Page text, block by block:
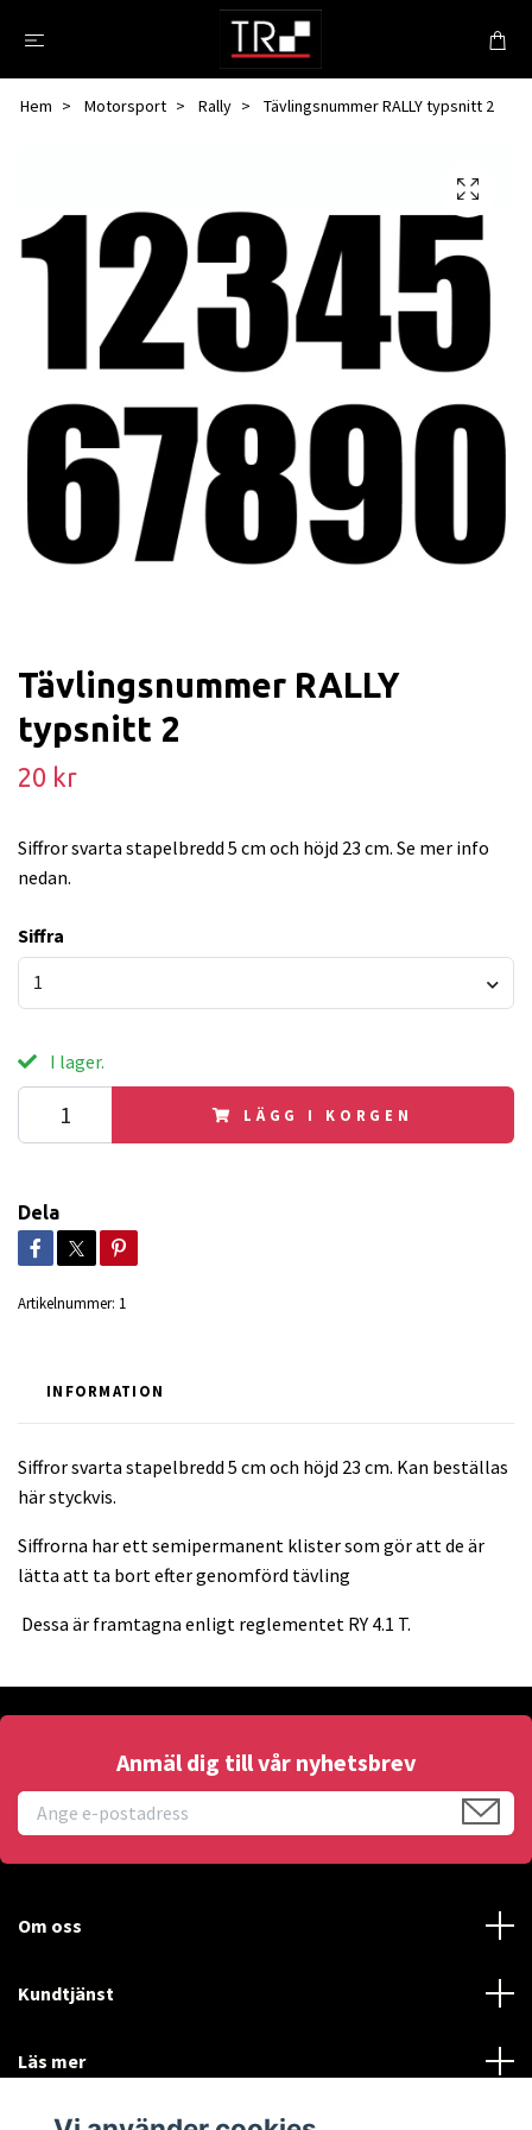
Hem Motorsport Rally Tävlingsnummer RALLY typsnitt 2
Tävlingsnummer RALLY
typsnitt 2
20 kr
Siffror svarta stapelbredd 5 cm och höjd 23 cm. Se mer info
nedan.
Siffra
1
I lager.
LÄGG I KORGEN
Dela
Artikelnummer: 1
INFORMATION
Siffror svarta stapelbredd 5 cm och höjd 23 cm. Kan beställas
här styckvis.
Siffrorna har ett semipermanent klister som gör att de är
lätta att ta bort efter genomförd tävling
Dessa är framtagna enligt reglementet RY 4.1 T.
Anmäl dig till vår nyhetsbrev
Om oss
Kundtjänst
Läs mer